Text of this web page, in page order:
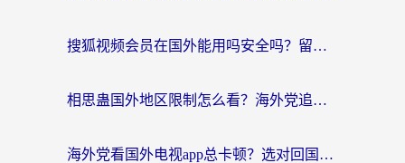
搜狐视频会员在国外能用吗安全吗？留学生亲测有效的回国观影解决方案
相思蛊国外地区限制怎么看？海外党追剧听歌的终极解决方案
海外党看国外电视app总卡顿？选对回国加速器，追剧购物两不误